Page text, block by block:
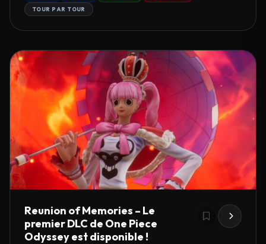
TOUR PAR TOUR
Reunion of Memories – Le
premier DLC de One Piece
Odyssey est disponible !